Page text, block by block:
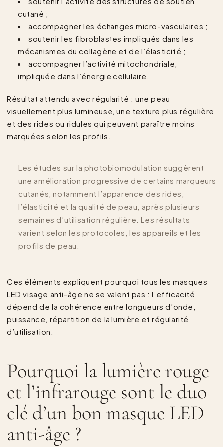
cutané ;
accompagner les échanges micro-vasculaires ;
soutenir les fibroblastes impliqués dans les
mécanismes du collagène et de l’élasticité ;
accompagner l’activité mitochondriale,
impliquée dans l’énergie cellulaire.
Résultat attendu avec régularité : une peau
visuellement plus lumineuse, une texture plus régulière
et des rides ou ridules qui peuvent paraître moins
marquées selon les profils.
Les études sur la photobiomodulation suggèrent
une amélioration progressive de certains marqueurs
cutanés, notamment l’apparence des rides,
l’élasticité et la qualité de peau, après plusieurs
semaines d’utilisation régulière. Les résultats
varient selon les protocoles, les appareils et les
profils de peau.
Ces éléments expliquent pourquoi tous les masques
LED visage anti-âge ne se valent pas : l’efficacité
dépend de la cohérence entre longueurs d’onde,
puissance, répartition de la lumière et régularité
d’utilisation.
Pourquoi la lumière rouge
et l’infrarouge sont le duo
clé d’un bon masque LED
anti-âge ?